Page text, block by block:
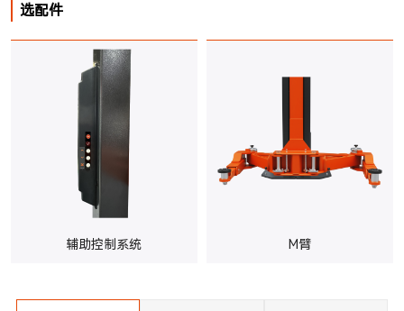
选配件
辅助控制系统 M臂